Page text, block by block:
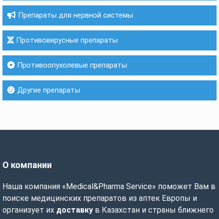
Препараты для нервной системы
Противовирусные препараты
Противоопухолевые препараты
Другие препараты
О компании
Наша компания «Medical&Pharma Service» поможет Вам в
поиске медицинских препаратов из аптек Европы и
организует их доставку в Казахстан и страны ближнего